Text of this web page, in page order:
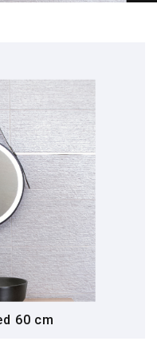
60 cm